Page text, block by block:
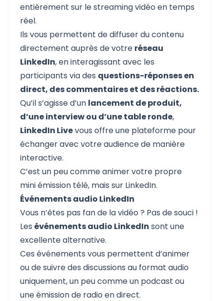
entièrement sur le streaming vidéo en temps
réel.
Ils vous permettent de diffuser du contenu
directement auprès de votre réseau
LinkedIn, en interagissant avec les
participants via des questions-réponses en
direct, des commentaires et des réactions.
Qu’il s’agisse d’un lancement de produit,
d’une interview ou d’une table ronde,
LinkedIn Livevous offre une plateforme pour
échanger avec votre audience de manière
interactive.
C’est un peu comme animer votre propre
mini émission télé, mais sur LinkedIn.
Événements audio LinkedIn
Vous n’êtes pas fan de la vidéo ? Pas de souci !
Les événements audio LinkedIn sont une
excellente alternative.
Ces événements vous permettent d’animer
ou de suivre des discussions au format audio
uniquement, un peu comme un podcast ou
une émission de radio en direct.